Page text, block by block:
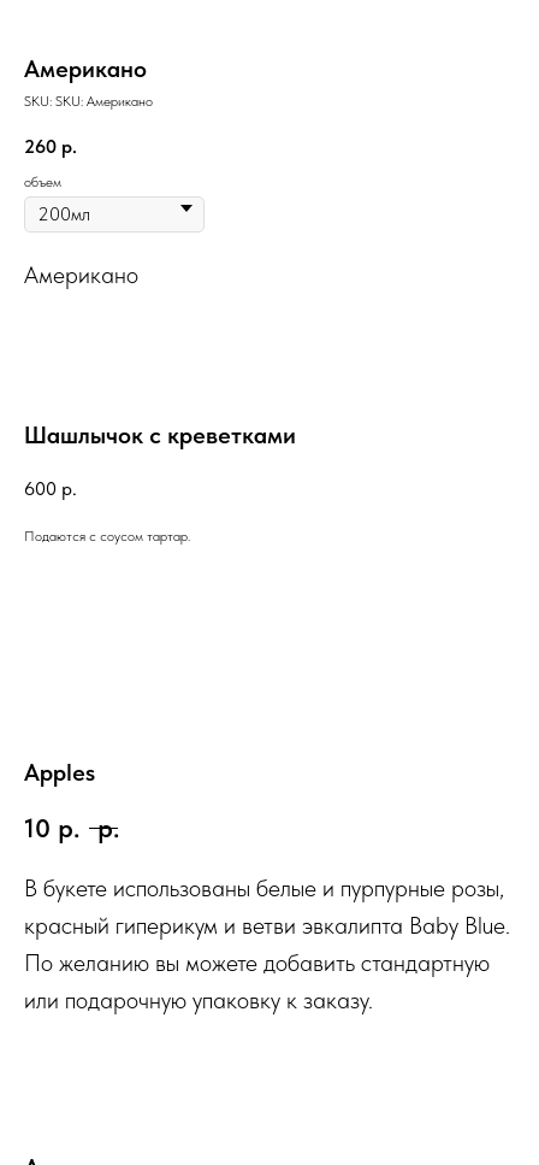
Американо
SKU: SKU: Американо
260 р.
объем
Американо
Шашлычок с креветками
600 р.
Подаются с соусом тартар.
Apples
10 р. р.
В букете использованы белые и пурпурные розы,
красный гиперикум и ветви эвкалипта Baby Blue.
По желанию вы можете добавить стандартную
или подарочную упаковку к заказу.